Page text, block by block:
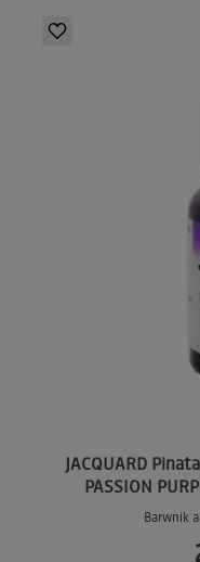
JACQUARD
PASSION
Barwnik